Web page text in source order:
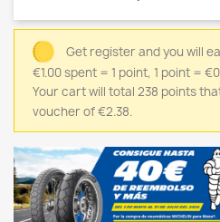
Get register and you will
€1.00 spent = 1 point, 1 point =
Your cart will total 238 points
voucher of €2.38.